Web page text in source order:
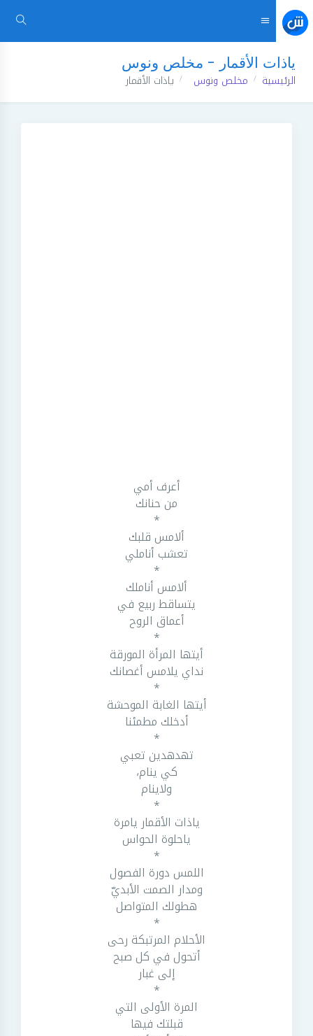
ياذات الأقمار - مخلص ونوس
الرئيسية مخلص ونوس ياذات الأقمار
أعرف أمي
من حنانك
*
ألامس قلبك
تعشب أناملي
*
ألامس أناملك
يتساقط ربيع في
أعماق الروح
*
أيتها المرأة المورقة
نداي يلامس أغصانك
*
أيتها الغابة الموحشة
أدخلك مطمئنا
*
تهدهدين تعبي
كي ينام،
ولاينام
*
ياذات الأقمار يامرة
ياحلوة الحواس
*
اللمس دورة الفصول
ومدار الصمت الأبديّ
هطولك المتواصل
*
الأحلام المرتبكة رحى
أتحول في كل صبح
إلى غبار
*
المرة الأولى التي
قبلتك فيها